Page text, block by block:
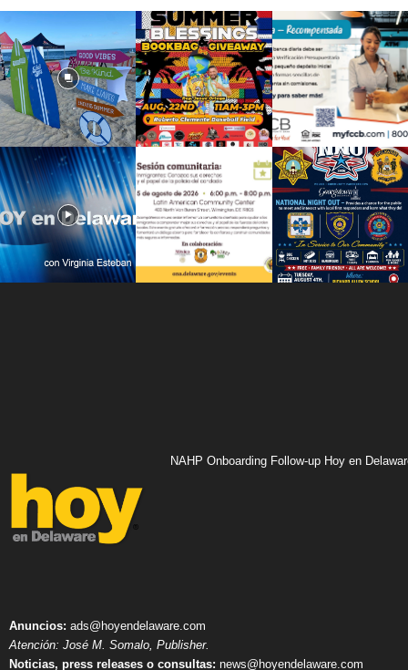
NAHP Onboarding Follow-up Hoy en
Anuncios: ads@hoyendelaware.com
Atención: José M. Somalo, Publisher.
Noticias, press releases o consultas: news@hoyendelaware.com